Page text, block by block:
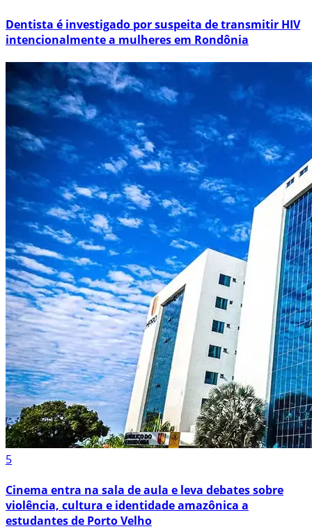
Dentista é investigado por suspeita de transmitir HIV
intencionalmente a mulheres em Rondônia
5
Cinema entra na sala de aula e leva debates sobre
violência, cultura e identidade amazônica a
estudantes de Porto Velho